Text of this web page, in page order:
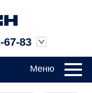
67-83
Меню